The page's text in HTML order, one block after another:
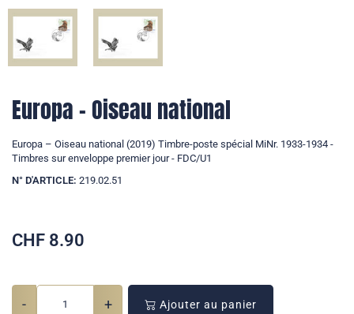
Europa – Oiseau national
Europa – Oiseau national (2019) Timbre-poste spécial MiNr. 1933-1934 -
Timbres sur enveloppe premier jour - FDC/U1
N° D'ARTICLE: 219.02.51
CHF 8.90
- + Ajouter au panier